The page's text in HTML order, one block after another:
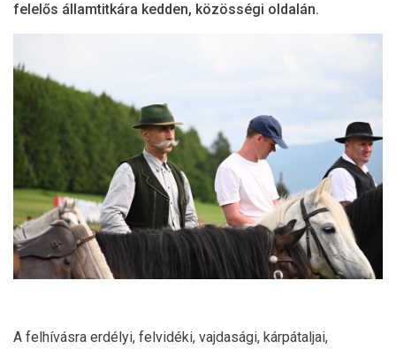
felelős államtitkára kedden, közösségi oldalán.
A felhívásra erdélyi, felvidéki, vajdasági, kárpátaljai,